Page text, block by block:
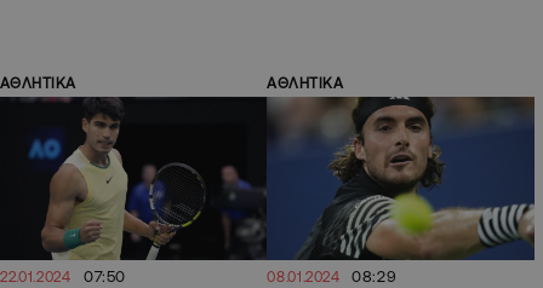
ΑΘΛΗΤΙΚΑ
22.01.2024 07:50
ΑΘΛΗΤΙΚΑ
08.01.2024 08:29